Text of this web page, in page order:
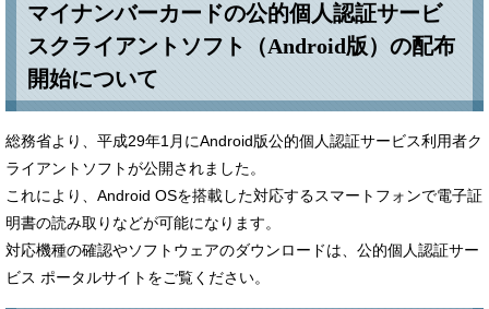
マイナンバーカードの公的個人認証サービ
スクライアントソフト（Android版）の配布
開始について
総務省より、平成29年1月にAndroid版公的個人認証サービス利用者ク
ライアントソフトが公開されました。
これにより、Android OSを搭載した対応するスマートフォンで電子証
明書の読み取りなどが可能になります。
対応機種の確認やソフトウェアのダウンロードは、公的個人認証サー
ビス ポータルサイトをご覧ください。